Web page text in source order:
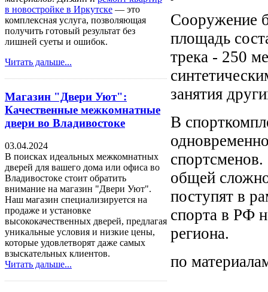
в новостройке в Иркутске — это
комплексная услуга, позволяющая
получить готовый результат без
лишней суеты и ошибок.
Читать дальше...
Магазин "Двери Уют":
Качественные межкомнатные
двери во Владивостоке
03.04.2024
В поисках идеальных межкомнатных
дверей для вашего дома или офиса во
Владивостоке стоит обратить
внимание на магазин "Двери Уют".
Наш магазин специализируется на
продаже и установке
высококачественных дверей, предлагая
уникальные условия и низкие цены,
которые удовлетворят даже самых
взыскательных клиентов.
Читать дальше...
Сооружение
площадь
трека - 250
занятия
В
спортсменов.
общей
поступят в
спорта в РФ
региона.
по